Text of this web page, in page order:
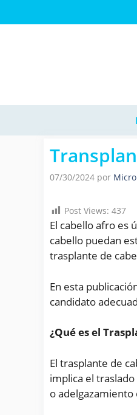
al
07/30/2024 por
Post Views: 437
El cabello afro es
cabello puedan
trasplante de
En esta
candidato
¿Qué es el
El trasplante de
implica el
o adelgazamiento